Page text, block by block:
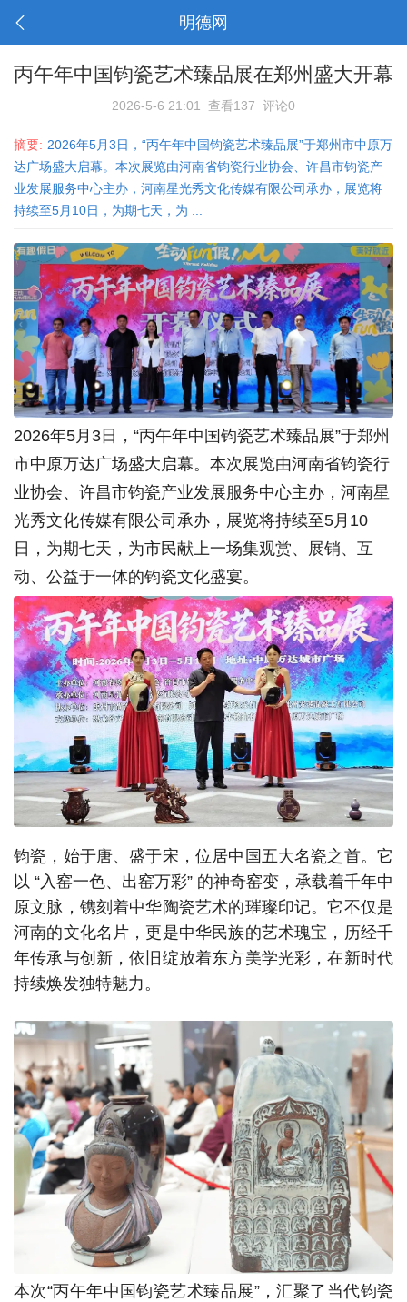
明德网
丙午年中国钧瓷艺术臻品展在郑州盛大开幕
2026-5-6 21:01 查看137 评论0
摘要: 2026年5月3日，“丙午年中国钧瓷艺术臻品展”于郑州市中原万
达广场盛大启幕。本次展览由河南省钧瓷行业协会、许昌市钧瓷产
业发展服务中心主办，河南星光秀文化传媒有限公司承办，展览将
持续至5月10日，为期七天，为 ...
2026年5月3日，“丙午年中国钧瓷艺术臻品展”于郑州
市中原万达广场盛大启幕。本次展览由河南省钧瓷行
业协会、许昌市钧瓷产业发展服务中心主办，河南星
光秀文化传媒有限公司承办，展览将持续至5月10
日，为期七天，为市民献上一场集观赏、展销、互
动、公益于一体的钧瓷文化盛宴。
钧瓷，始于唐、盛于宋，位居中国五大名瓷之首。它
以 “入窑一色、出窑万彩” 的神奇窑变，承载着千年中
原文脉，镌刻着中华陶瓷艺术的璀璨印记。它不仅是
河南的文化名片，更是中华民族的艺术瑰宝，历经千
年传承与创新，依旧绽放着东方美学光彩，在新时代
持续焕发独特魅力。
本次“丙午年中国钧瓷艺术臻品展”，汇聚了当代钧瓷